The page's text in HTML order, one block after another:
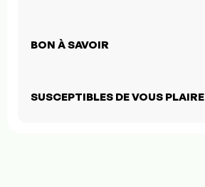
BON À SAVOIR
SUSCEPTIBLES DE VOUS PLAIRE